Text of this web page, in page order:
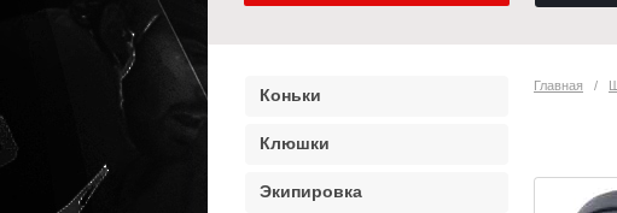
Главная
   /
Коньки
Клюшки
Экипировка